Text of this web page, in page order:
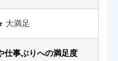
満足
仕事ぶりへの満足度